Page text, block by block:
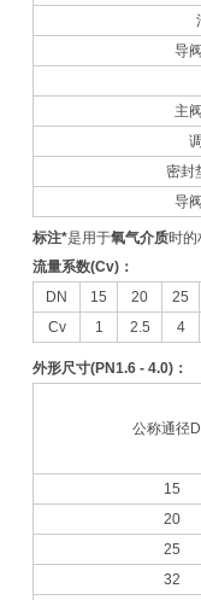
导
主
密封
导
标注*是用于氧气介质时的
流量系数(Cv) ：
DN
15 20 25
Cv
1 2.5 4
外形尺寸(PN1.6 - 4.0) ：
公称通径
15
20
25
32